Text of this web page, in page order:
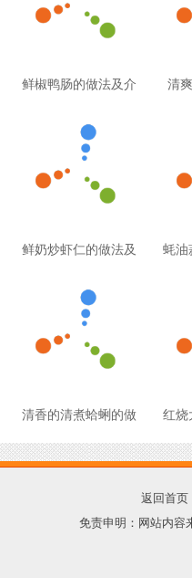
鲜椒鸭肠的做法及介 清
鲜奶炒虾仁的做法及 蚝油
清香的清煮蛤蜊的做 红烧
返回首页
免责申明：网站内容